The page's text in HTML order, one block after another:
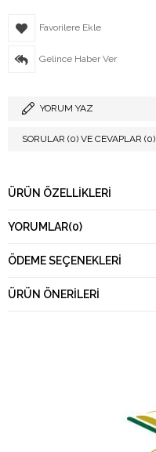
Favorilere Ekle
Gelince Haber Ver
YORUM YAZ
SORULAR (0) VE CEVAPLAR (0)
ÜRÜN ÖZELLIKLERI
YORUMLAR(0)
ÖDEME SEÇENEKLERI
ÜRÜN ÖNERILERI